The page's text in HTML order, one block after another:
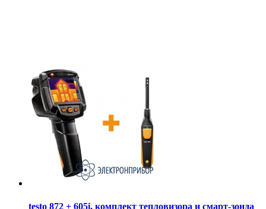
testo 872 + 605i, комплект тепловизора и смарт-зонда